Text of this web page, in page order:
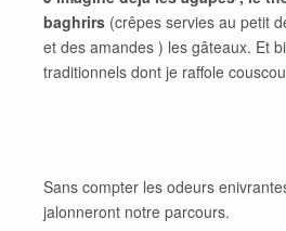
baghrirs (crêpes servies au petit
et des amandes ) les gâteaux. Et
traditionnels dont je raffole
Sans compter les odeurs
jalonneront notre parcours.